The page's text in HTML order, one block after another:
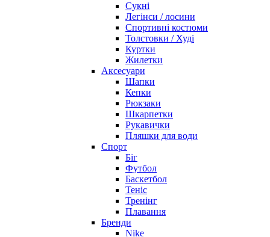
Сукні
Легінси / лосини
Спортивні костюми
Толстовки / Худі
Куртки
Жилетки
Аксесуари
Шапки
Кепки
Рюкзаки
Шкарпетки
Рукавички
Пляшки для води
Спорт
Біг
Футбол
Баскетбол
Теніс
Тренінг
Плавання
Бренди
Nike